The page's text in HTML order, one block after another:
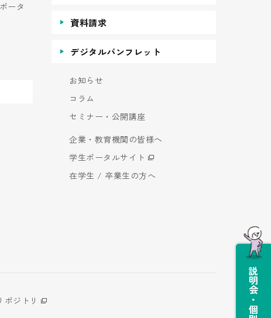
ータ
資料請求
デジタルパンフレット
お知らせ
コラム
セミナー・公開講座
企業・教育機関の皆様へ
学生ポータルサイト
在学生 / 卒業生の方へ
ジトリ